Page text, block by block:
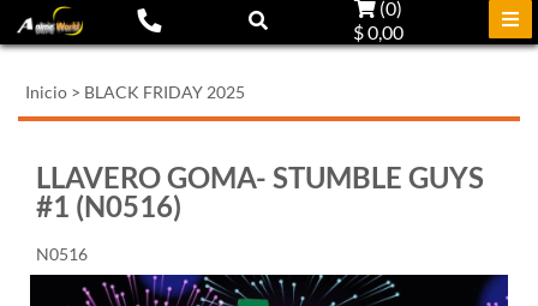
(0)
$ 0,00
Inicio > BLACK FRIDAY 2025
LLAVERO GOMA- STUMBLE GUYS
#1 (N0516)
N0516